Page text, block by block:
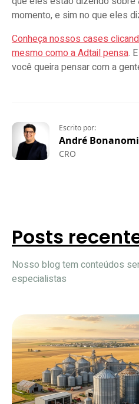
momento, e sim no que eles
Conheça nossos cases
mesmo como a Adtail pensa.
você queira pensar com a
Escrito por:
André Bonanomi
CRO
Posts
Nosso blog tem conteúdos
especialistas